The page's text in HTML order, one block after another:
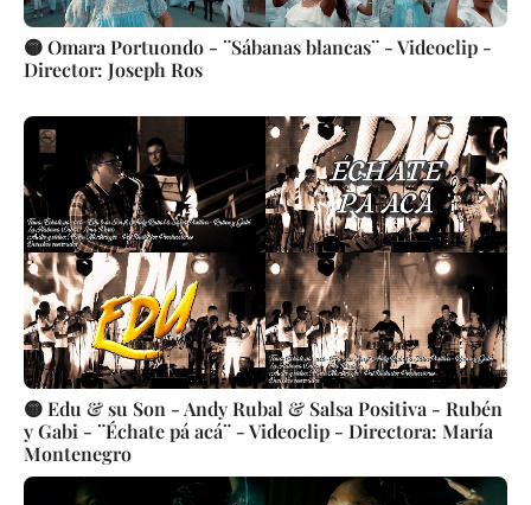
🟡 Omara Portuondo - ¨Sábanas blancas¨ - Videoclip -
Director: Joseph Ros
🟡 Edu & su Son - Andy Rubal & Salsa Positiva - Rubén
y Gabi - ¨Échate pá acá¨ - Videoclip - Directora: María
Montenegro